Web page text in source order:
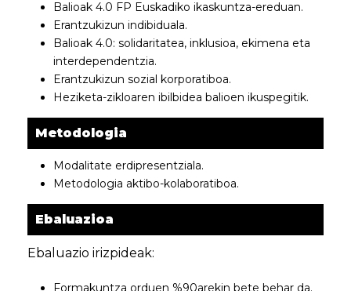
Balioak 4.0 FP Euskadiko ikaskuntza-ereduan.
Erantzukizun indibiduala.
Balioak 4.0: solidaritatea, inklusioa, ekimena eta
interdependentzia.
Erantzukizun sozial korporatiboa.
Heziketa-zikloaren ibilbidea balioen ikuspegitik.
Metodologia
Modalitate erdipresentziala.
Metodologia aktibo-kolaboratiboa.
Ebaluazioa
Ebaluazio irizpideak:
Formakuntza orduen %90arekin bete behar da.